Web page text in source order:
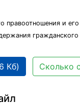
правоотношения и
Кб) Сколько